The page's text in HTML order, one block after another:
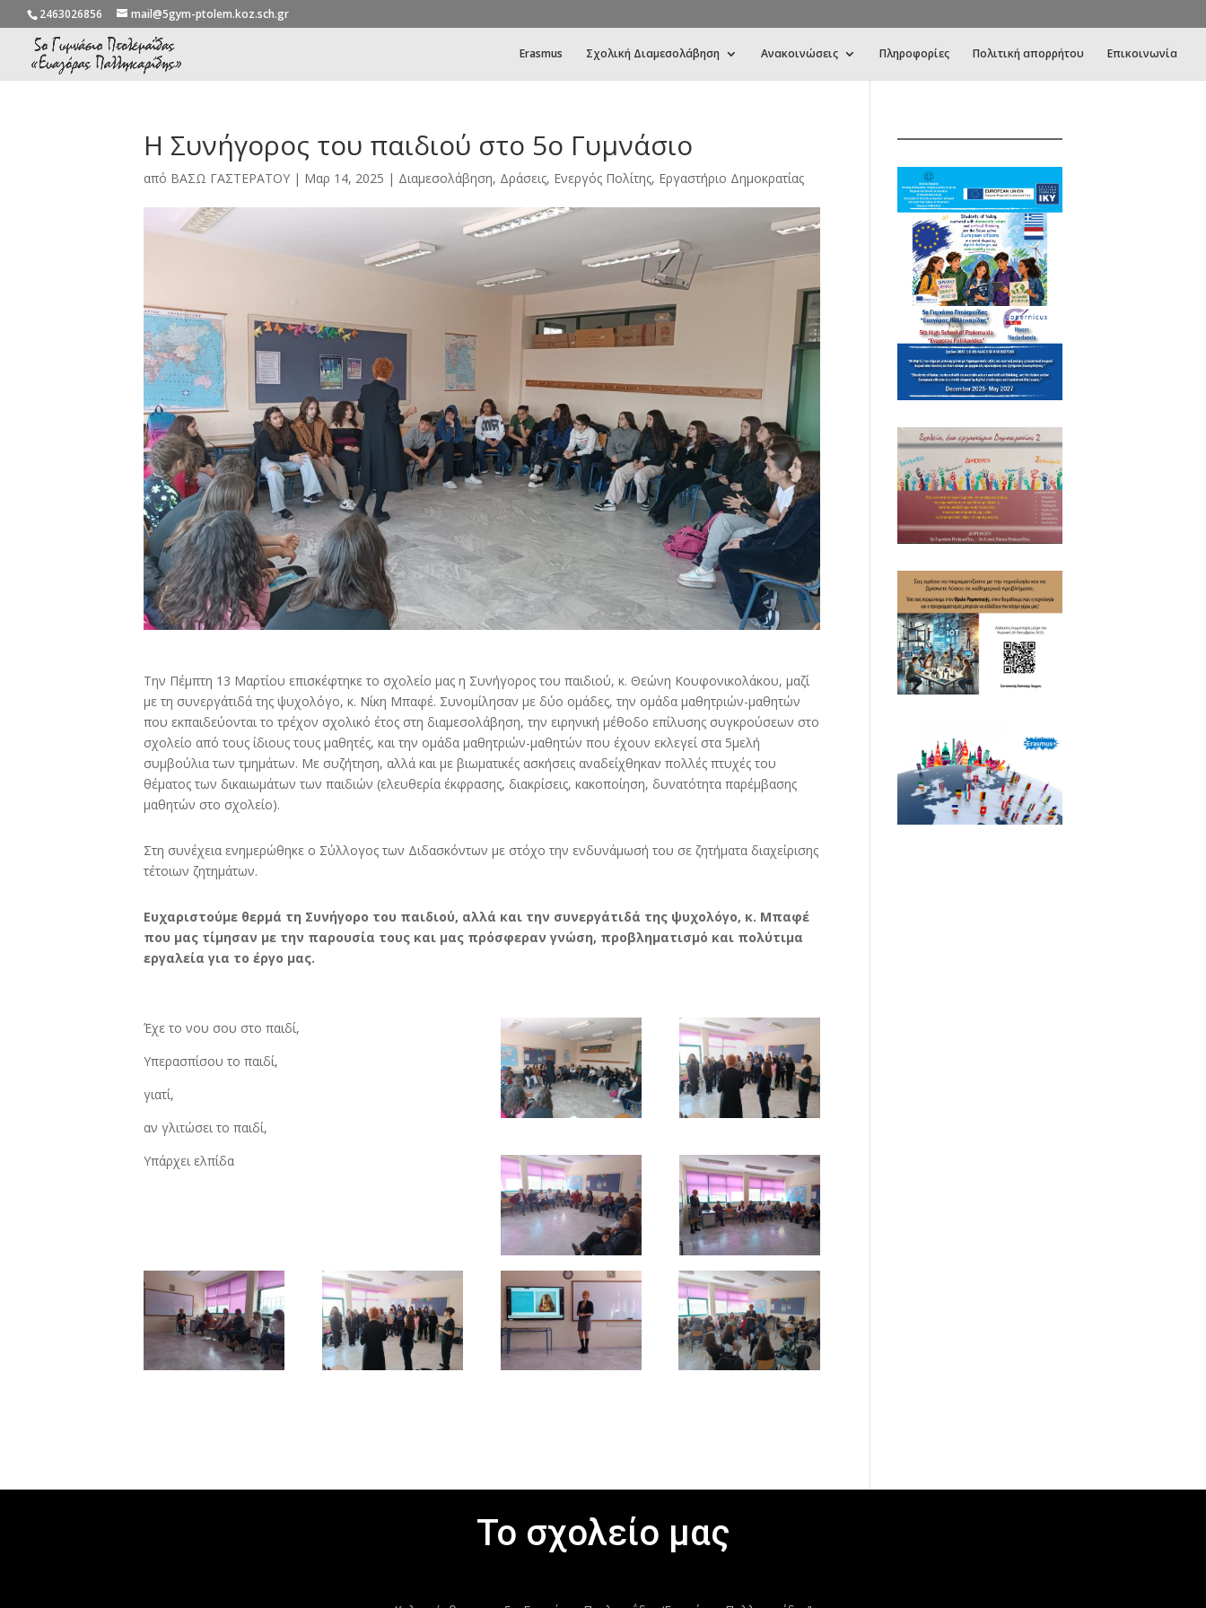
2463026856 mail@5gym-ptolem.koz.sch.gr
Erasmus Σχολική Διαμεσολάβηση Ανακοινώσεις Πληροφορίες Πολιτική απορρήτου Επικοινωνία
Η Συνήγορος του παιδιού στο 5ο Γυμνάσιο
από ΒΑΣΩ ΓΑΣΤΕΡΑΤΟΥ | Μαρ 14, 2025 | Διαμεσολάβηση, Δράσεις, Ενεργός Πολίτης, Εργαστήριο Δημοκρατίας
Την Πέμπτη 13 Μαρτίου επισκέφτηκε το σχολείο μας η Συνήγορος του παιδιού, κ. Θεώνη Κουφονικολάκου, μαζί
με τη συνεργάτιδά της ψυχολόγο, κ. Νίκη Μπαφέ. Συνομίλησαν με δύο ομάδες, την ομάδα μαθητριών-μαθητών
που εκπαιδεύονται το τρέχον σχολικό έτος στη διαμεσολάβηση, την ειρηνική μέθοδο επίλυσης συγκρούσεων στο
σχολείο από τους ίδιους τους μαθητές, και την ομάδα μαθητριών-μαθητών που έχουν εκλεγεί στα 5μελή
συμβούλια των τμημάτων. Με συζήτηση, αλλά και με βιωματικές ασκήσεις αναδείχθηκαν πολλές πτυχές του
θέματος των δικαιωμάτων των παιδιών (ελευθερία έκφρασης, διακρίσεις, κακοποίηση, δυνατότητα παρέμβασης
μαθητών στο σχολείο).
Στη συνέχεια ενημερώθηκε ο Σύλλογος των Διδασκόντων με στόχο την ενδυνάμωσή του σε ζητήματα διαχείρισης
τέτοιων ζητημάτων.
Ευχαριστούμε θερμά τη Συνήγορο του παιδιού, αλλά και την συνεργάτιδά της ψυχολόγο, κ. Μπαφέ
που μας τίμησαν με την παρουσία τους και μας πρόσφεραν γνώση, προβληματισμό και πολύτιμα
εργαλεία για το έργο μας.
Έχε το νου σου στο παιδί,
Υπερασπίσου το παιδί,
γιατί,
αν γλιτώσει το παιδί,
Υπάρχει ελπίδα
Το σχολείο μας